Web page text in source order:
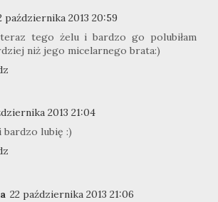
października 2013 20:59
tego żelu i bardzo go polubiłam
niż jego micelarnego brata:)
2013 21:04
bardzo lubię :)
22 października 2013 21:06